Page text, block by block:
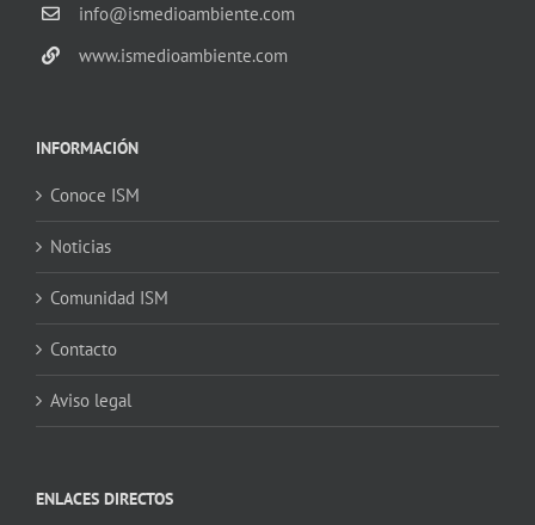
info@ismedioambiente.com
www.ismedioambiente.com
INFORMACIÓN
Conoce ISM
Noticias
Comunidad ISM
Contacto
Aviso legal
ENLACES DIRECTOS